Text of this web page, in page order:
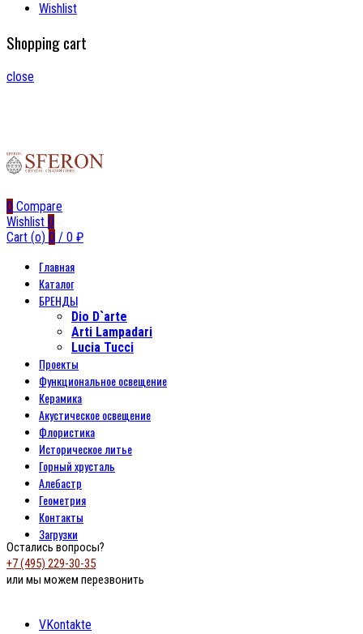
Wishlist
Shopping cart
close
0 Compare
Wishlist 0
Cart (o) 0 / 0 ₽
Главная
Каталог
БРЕНДЫ
Dio D`arte
Arti Lampadari
Lucia Tucci
Проекты
Функциональное освещение
Керамика
Акустическое освещение
Флористика
Историческое литье
Горный хрусталь
Алебастр
Геометрия
Контакты
Загрузки
Остались вопросы?
+7 (495) 229-30-35
или мы можем перезвонить
VKontakte